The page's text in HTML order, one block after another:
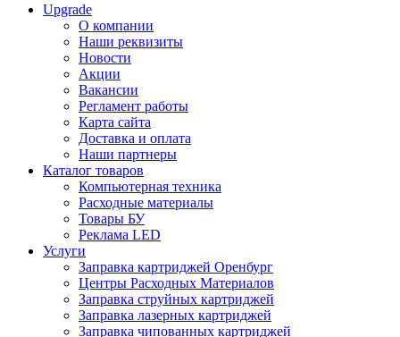
Upgrade
О компании
Наши реквизиты
Новости
Акции
Вакансии
Регламент работы
Карта сайта
Доставка и оплата
Наши партнеры
Каталог товаров
Компьютерная техника
Расходные материалы
Товары БУ
Реклама LED
Услуги
Заправка картриджей Оренбург
Центры Расходных Материалов
Заправка струйных картриджей
Заправка лазерных картриджей
Заправка чипованных картриджей